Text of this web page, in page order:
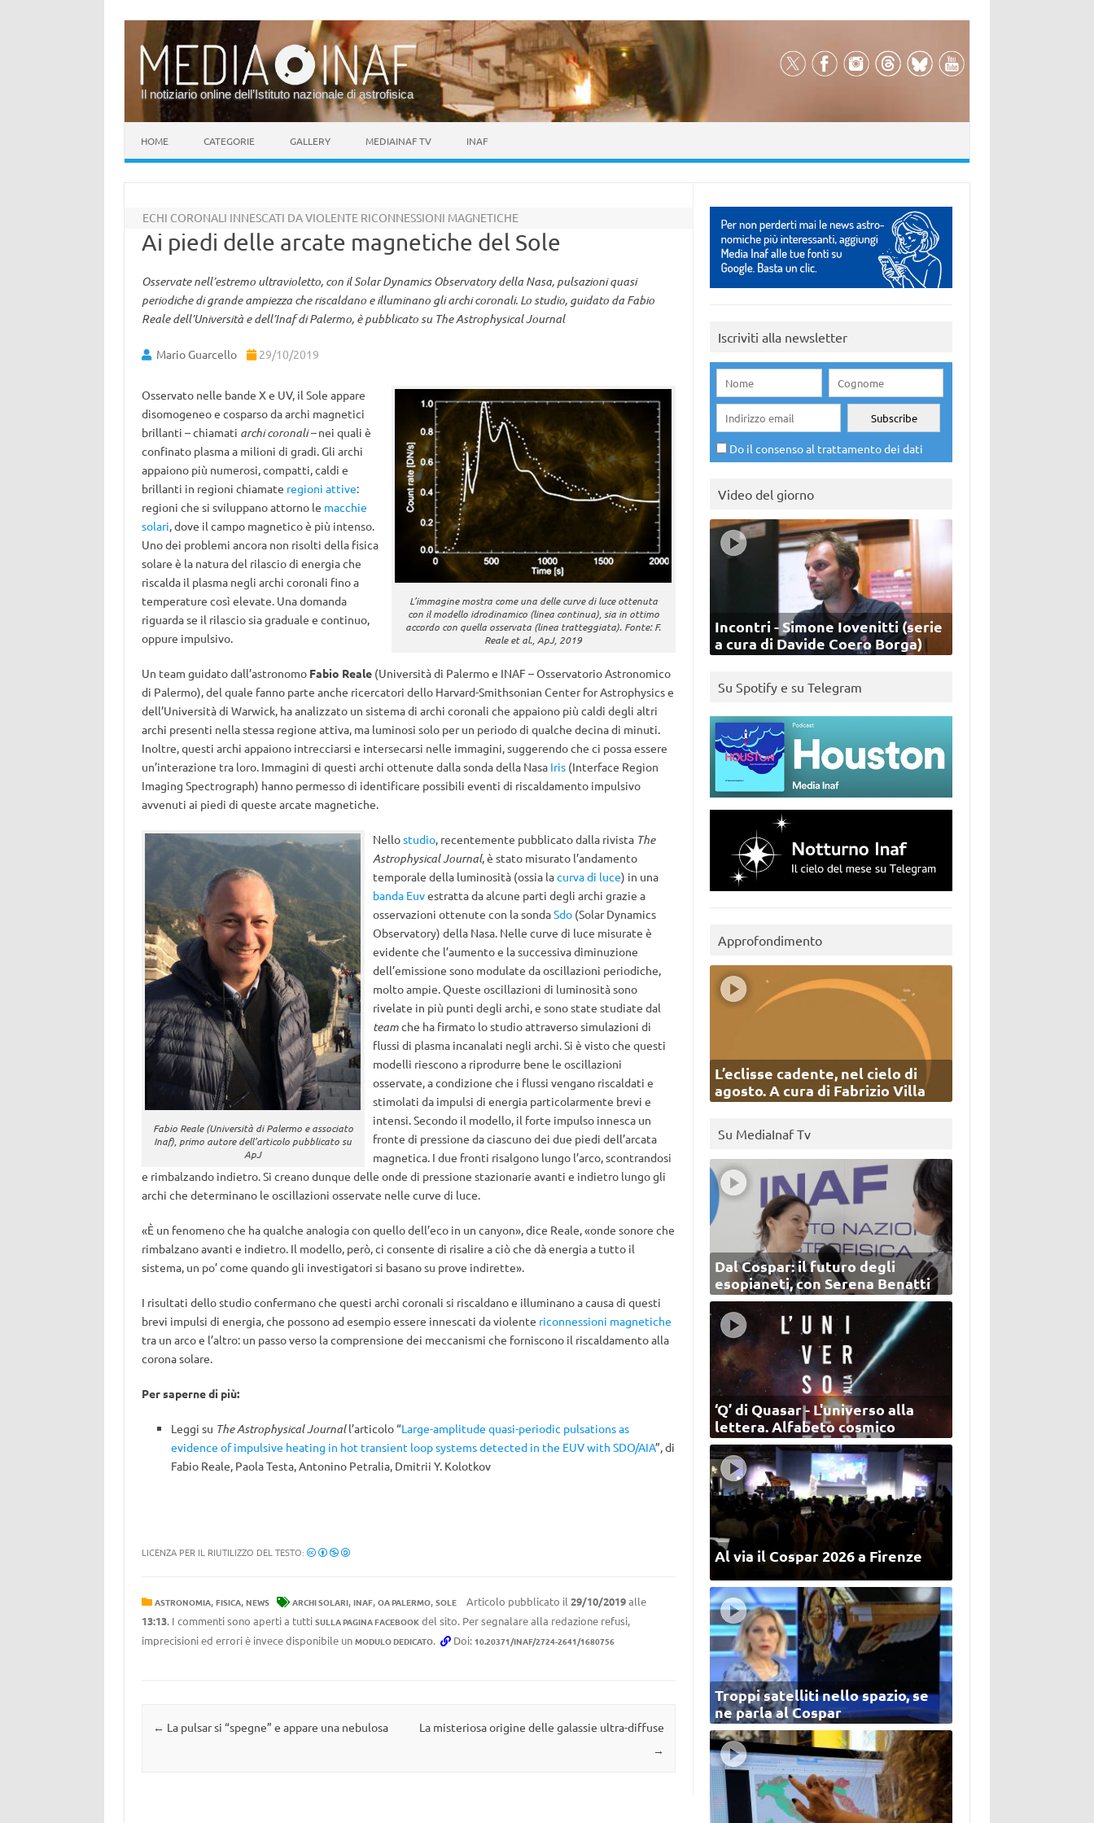
Il notiziario online dell’Istituto nazionale di astrofisica
HOME CATEGORIE GALLERY MEDIAINAF TV INAF
ECHI CORONALI INNESCATI DA VIOLENTE RICONNESSIONI MAGNETICHE
Ai piedi delle arcate magnetiche del Sole
Osservate nell’estremo ultravioletto, con il Solar Dynamics Observatory della Nasa, pulsazioni quasi
periodiche di grande ampiezza che riscaldano e illuminano gli archi coronali. Lo studio, guidato da Fabio
Reale dell’Università e dell’Inaf di Palermo, è pubblicato su The Astrophysical Journal
Mario Guarcello 29/10/2019
L’immagine mostra come una delle curve di luce ottenuta
con il modello idrodinamico (linea continua), sia in ottimo
accordo con quella osservata (linea tratteggiata). Fonte: F.
Reale et al., ApJ, 2019
Osservato nelle bande X e UV, il Sole appare
disomogeneo e cosparso da archi magnetici
brillanti – chiamati archi coronali –nei quali è
confinato plasma a milioni di gradi. Gli archi
appaiono più numerosi, compatti, caldi e
brillanti in regioni chiamate regioni attive:
regioni che si sviluppano attorno le macchie
solari, dove il campo magnetico è più intenso.
Uno dei problemi ancora non risolti della fisica
solare è la natura del rilascio di energia che
riscalda il plasma negli archi coronali fino a
temperature così elevate. Una domanda
riguarda se il rilascio sia graduale e continuo,
oppure impulsivo.
Un team guidato dall’astronomo Fabio Reale(Università di Palermo e INAF – Osservatorio Astronomico
di Palermo), del quale fanno parte anche ricercatori dello Harvard-Smithsonian Center for Astrophysics e
dell’Università di Warwick, ha analizzato un sistema di archi coronali che appaiono più caldi degli altri
archi presenti nella stessa regione attiva, ma luminosi solo per un periodo di qualche decina di minuti.
Inoltre, questi archi appaiono intrecciarsi e intersecarsi nelle immagini, suggerendo che ci possa essere
un’interazione tra loro. Immagini di questi archi ottenute dalla sonda della Nasa Iris(Interface Region
Imaging Spectrograph) hanno permesso di identificare possibili eventi di riscaldamento impulsivo
avvenuti ai piedi di queste arcate magnetiche.
Fabio Reale (Università di Palermo e associato
Inaf), primo autore dell’articolo pubblicato su
ApJ
Nellostudio, recentemente pubblicato dalla rivista The
Astrophysical Journal, è stato misurato l’andamento
temporale della luminosità (ossia lacurva di luce) in una
banda Euvestratta da alcune parti degli archi grazie a
osservazioni ottenute con la sondaSdo(Solar Dynamics
Observatory) della Nasa. Nelle curve di luce misurate è
evidente che l’aumento e la successiva diminuzione
dell’emissione sono modulate da oscillazioni periodiche,
molto ampie. Queste oscillazioni di luminosità sono
rivelate in più punti degli archi, e sono state studiate dal
teamche ha firmato lo studio attraverso simulazioni di
flussi di plasma incanalati negli archi. Si è visto che questi
modelli riescono a riprodurre bene le oscillazioni
osservate, a condizione che i flussi vengano riscaldati e
stimolati da impulsi di energia particolarmente brevi e
intensi. Secondo il modello, il forte impulso innesca un
fronte di pressione da ciascuno dei due piedi dell’arcata
magnetica. I due fronti risalgono lungo l’arco, scontrandosi
e rimbalzando indietro. Si creano dunque delle onde di pressione stazionarie avanti e indietro lungo gli
archi che determinano le oscillazioni osservate nelle curve di luce.
«È un fenomeno che ha qualche analogia con quello dell’eco in un canyon», dice Reale, «onde sonore che
rimbalzano avanti e indietro. Il modello, però, ci consente di risalire a ciò che dà energia a tutto il
sistema, un po’ come quando gli investigatori si basano su prove indirette».
I risultati dello studio confermano che questi archi coronali si riscaldano e illuminano a causa di questi
brevi impulsi di energia, che possono ad esempio essere innescati da violente riconnessioni magnetiche
tra un arco e l’altro: un passo verso la comprensione dei meccanismi che forniscono il riscaldamento alla
corona solare.
Per saperne di più:
Leggi su The Astrophysical Journall’articolo “Large-amplitude quasi-periodic pulsations as
evidence of impulsive heating in hot transient loop systems detected in the EUV with SDO/AIA”, di
Fabio Reale, Paola Testa, Antonino Petralia, Dmitrii Y. Kolotkov
LICENZA PER IL RIUTILIZZO DEL TESTO:
ASTRONOMIA, FISICA, NEWS ARCHI SOLARI, INAF, OA PALERMO, SOLE Articolo pubblicato il 29/10/2019alle
13:13. I commenti sono aperti a tutti SULLA PAGINA FACEBOOKdel sito. Per segnalare alla redazione refusi,
imprecisioni ed errori è invece disponibile un MODULO DEDICATO. Doi: 10.20371/INAF/2724-2641/1680756
Navigazione articolo
← La pulsar si “spegne” e appare una nebulosa
La misteriosa origine delle galassie ultra-diffuse
→
Iscriviti alla newsletter
Do il consenso al trattamento dei dati
Video del giorno
Incontri - Simone Iovenitti (serie
a cura di Davide Coero Borga)
Su Spotify e su Telegram
Approfondimento
L’eclisse cadente, nel cielo di
agosto. A cura di Fabrizio Villa
Su MediaInaf Tv
Dal Cospar: il futuro degli
esopianeti, con Serena Benatti
‘Q’ di Quasar - L'universo alla
lettera. Alfabeto cosmico
Al via il Cospar 2026 a Firenze
Troppi satelliti nello spazio, se
ne parla al Cospar